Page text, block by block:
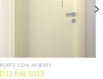
PORTE CON INSERTI
D12 RAL 1013